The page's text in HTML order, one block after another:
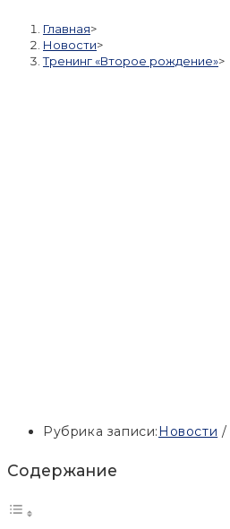
Главная>
Новости>
Тренинг «Второе рождение»>
Рубрика записи: Новости /
Содержание